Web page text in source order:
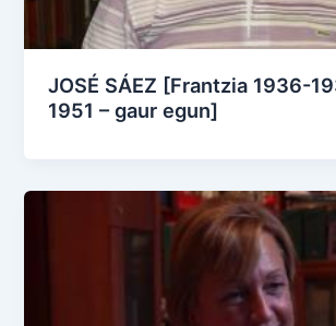
JOSÉ SÁEZ [Frantzia 1936-
1951 – gaur egun]